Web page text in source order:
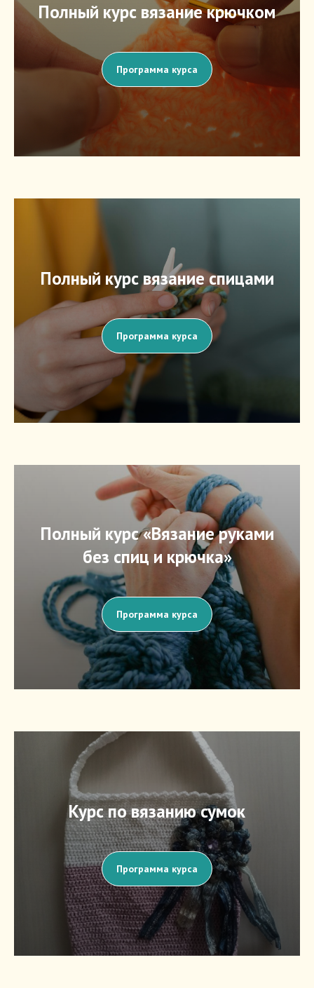
Полный курс вязание крючком
Программа курса
Полный курс вязание спицами
Программа курса
Полный курс «Вязание руками
без спиц и крючка»
Программа курса
Курс по вязанию сумок
Программа курса